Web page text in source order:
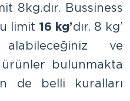
8kg.dır. Bussiness
limit 16 kg’dır. 8 kg’
ve
ürünler bulunmakta
de belli kuralları